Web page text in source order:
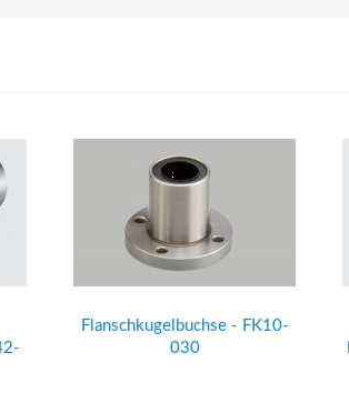
Flanschkugelbuchse - FK10-
030